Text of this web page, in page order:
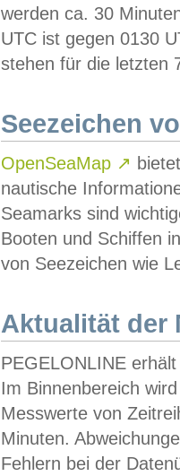
werden ca. 30
UTC ist gegen 0130
stehen für die letzten
Seezeichen
OpenSeaMap ↗
nautische
Seamarks sind
Booten und Schiffen
von Seezeichen wie
Aktualität der
PEGELONLINE
Im Binnenbereich
Messwerte von
Minuten.
Fehlern bei der